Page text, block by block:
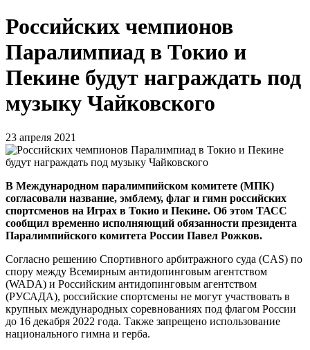
Российских чемпионов
Паралимпиад в Токио и
Пекине будут награждать под
музыку Чайковского
23 апреля 2021
В Международном паралимпийском комитете (МПК)
согласовали название, эмблему, флаг и гимн российских
спортсменов на Играх в Токио и Пекине. Об этом ТАСС
сообщил временно исполняющий обязанности президента
Паралимпийского комитета России Павел Рожков.
Согласно решению Спортивного арбитражного суда (CAS) по
спору между Всемирным антидопинговым агентством
(WADA) и Российским антидопинговым агентством
(РУСАДА), российские спортсмены не могут участвовать в
крупных международных соревнованиях под флагом России
до 16 декабря 2022 года. Также запрещено использование
национального гимна и герба.